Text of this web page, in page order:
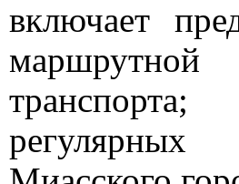
включает
транспорта;